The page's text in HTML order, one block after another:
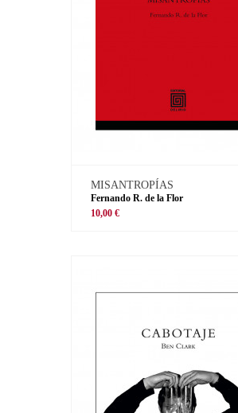
MISANTROPÍAS
Fernando R. de la Flor
10,00 €